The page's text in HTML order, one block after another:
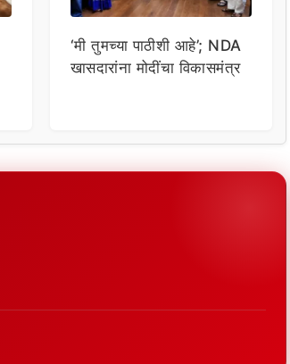
‘मी तुमच्या पाठीशी आहे’; NDA
खासदारांना मोदींचा विकासमंत्र